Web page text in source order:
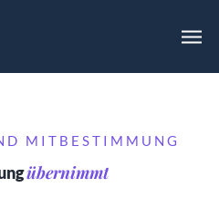
MITBESTIMMUNG
übernimmt